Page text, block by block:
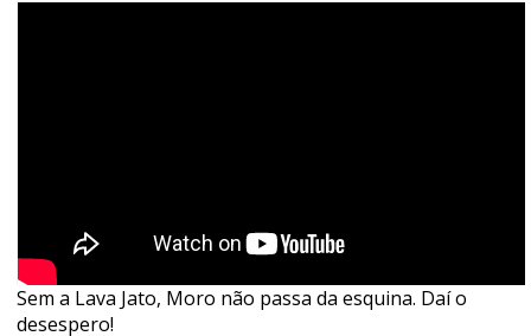
Sem a Lava Jato, Moro não passa da esquina. Daí o
desespero!